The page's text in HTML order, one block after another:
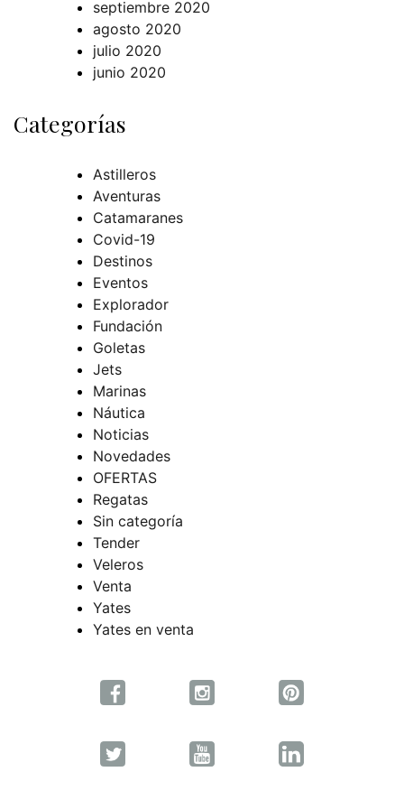
septiembre 2020
agosto 2020
julio 2020
junio 2020
Categorías
Astilleros
Aventuras
Catamaranes
Covid-19
Destinos
Eventos
Explorador
Fundación
Goletas
Jets
Marinas
Náutica
Noticias
Novedades
OFERTAS
Regatas
Sin categoría
Tender
Veleros
Venta
Yates
Yates en venta